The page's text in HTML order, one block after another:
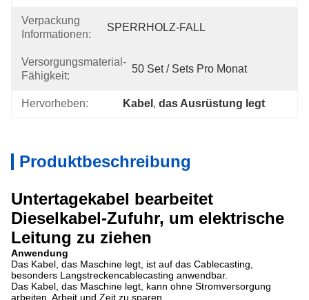
Verpackung
Informationen:
SPERRHOLZ-FALL
Versorgungsmaterial-
Fähigkeit:
50 Set / Sets Pro Monat
Hervorheben: Kabel , das Ausrüstung legt
Produktbeschreibung
Untertagekabel bearbeitet
Dieselkabel-Zufuhr, um elektrische
Leitung zu ziehen
Anwendung
Das Kabel, das Maschine legt, ist auf das Cablecasting,
besonders Langstreckencablecasting anwendbar.
Das Kabel, das Maschine legt, kann ohne Stromversorgung
arbeiten, Arbeit und Zeit zu sparen.